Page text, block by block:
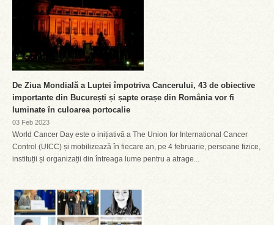
De Ziua Mondială a Luptei împotriva Cancerului, 43 de obiective
importante din București și șapte orașe din România vor fi
luminate în culoarea portocalie
03 Feb 2023
World Cancer Day este o inițiativă a The Union for International Cancer
Control (UICC) și mobilizează în fiecare an, pe 4 februarie, persoane fizice,
instituții și organizații din întreaga lume pentru a atrage...